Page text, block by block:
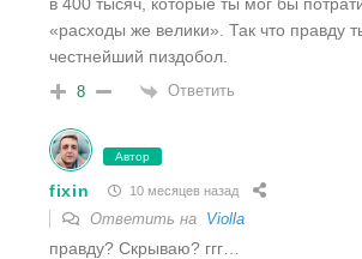
в 400 тысяч, которые ты мог бы
«расходы же велики». Так что правду
честнейший пиздобол.
8 Ответить
Автор
fixin 10 месяцев назад
Ответить на Violla
правду? Скрываю? ггг…